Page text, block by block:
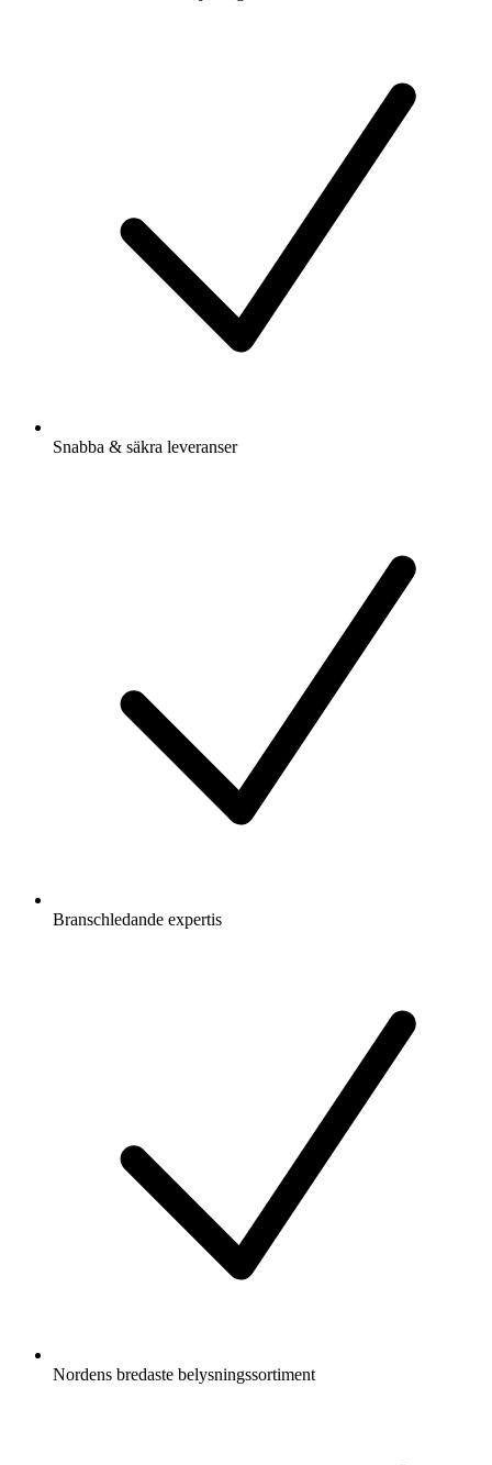
Snabba & säkra leveranser
Branschledande expertis
Nordens bredaste belysningssortiment